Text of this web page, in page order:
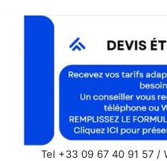
Tel +33 09 67 40 91 57 /